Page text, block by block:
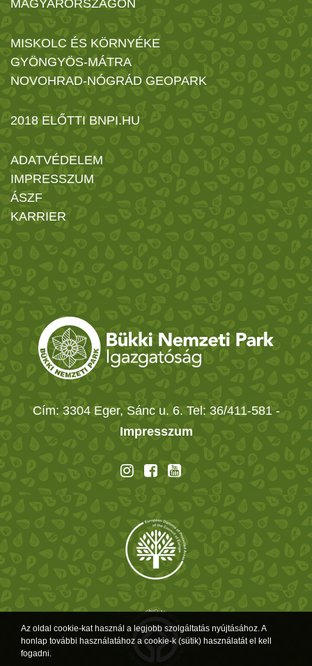
MAGYARORSZÁGON
MISKOLC ÉS KÖRNYÉKE
GYÖNGYÖS-MÁTRA
NOVOHRAD-NÓGRÁD GEOPARK
2018 ELŐTTI BNPI.HU
ADATVÉDELEM
IMPRESSZUM
ÁSZF
KARRIER
Cím: 3304 Eger, Sánc u. 6. Tel: 36/411-581 -
Impresszum
Az oldal cookie-kat használ a legjobb szolgáltatás nyújtásához. A
honlap további használatához a cookie-k (sütik) használatát el kell
fogadni.